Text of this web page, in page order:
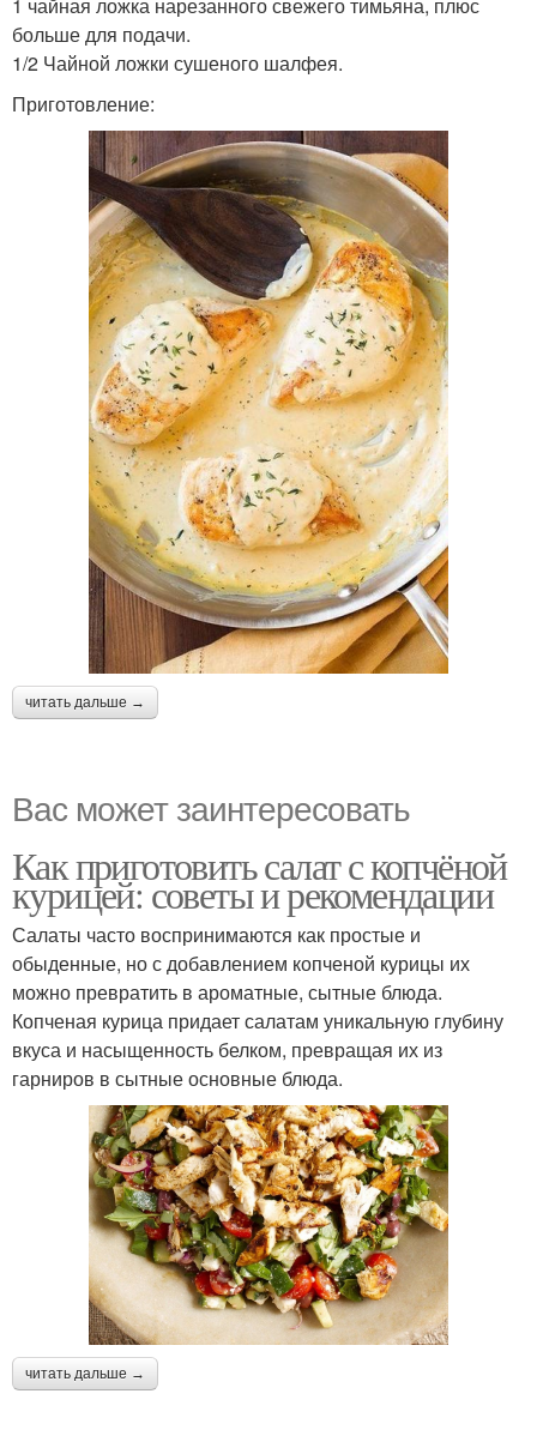
1 чайная ложка нарезанного свежего тимьяна, плюс
больше для подачи.
1/2 Чайной ложки сушеного шалфея.
Приготовление:
читать дальше →
Вас может заинтересовать
Как приготовить салат с копчёной
курицей: советы и рекомендации
Салаты часто воспринимаются как простые и
обыденные, но с добавлением копченой курицы их
можно превратить в ароматные, сытные блюда.
Копченая курица придает салатам уникальную глубину
вкуса и насыщенность белком, превращая их из
гарниров в сытные основные блюда.
читать дальше →